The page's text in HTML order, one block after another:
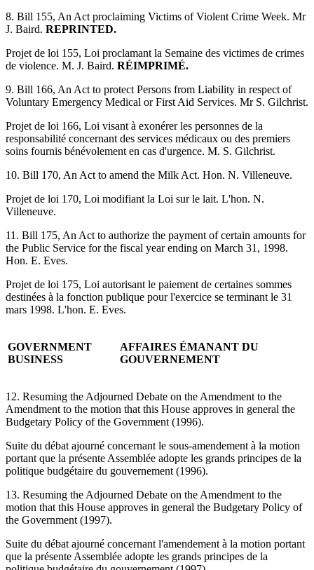
8. Bill 155, An Act proclaiming Victims of Violent Crime Week. Mr
J. Baird. REPRINTED.
Projet de loi 155, Loi proclamant la Semaine des victimes de crimes
de violence. M. J. Baird. RÉIMPRIMÉ.
9. Bill 166, An Act to protect Persons from Liability in respect of
Voluntary Emergency Medical or First Aid Services. Mr S. Gilchrist.
Projet de loi 166, Loi visant à exonérer les personnes de la
responsabilité concernant des services médicaux ou des premiers
soins fournis bénévolement en cas d'urgence. M. S. Gilchrist.
10. Bill 170, An Act to amend the Milk Act. Hon. N. Villeneuve.
Projet de loi 170, Loi modifiant la Loi sur le lait. L'hon. N.
Villeneuve.
11. Bill 175, An Act to authorize the payment of certain amounts for
the Public Service for the fiscal year ending on March 31, 1998.
Hon. E. Eves.
Projet de loi 175, Loi autorisant le paiement de certaines sommes
destinées à la fonction publique pour l'exercice se terminant le 31
mars 1998. L'hon. E. Eves.
GOVERNMENT
BUSINESS
AFFAIRES ÉMANANT DU
GOUVERNEMENT
12. Resuming the Adjourned Debate on the Amendment to the
Amendment to the motion that this House approves in general the
Budgetary Policy of the Government (1996).
Suite du débat ajourné concernant le sous-amendement à la motion
portant que la présente Assemblée adopte les grands principes de la
politique budgétaire du gouvernement (1996).
13. Resuming the Adjourned Debate on the Amendment to the
motion that this House approves in general the Budgetary Policy of
the Government (1997).
Suite du débat ajourné concernant l'amendement à la motion portant
que la présente Assemblée adopte les grands principes de la